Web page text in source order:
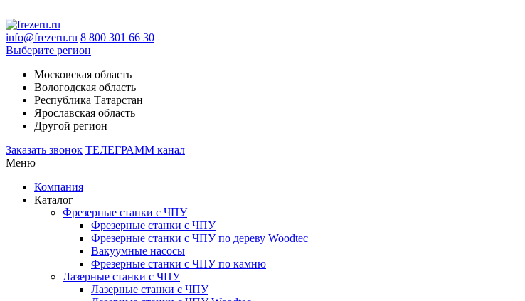
info@frezeru.ru 8 800 301 66 30
Выберите регион
Московская область
Вологодская область
Республика Татарстан
Ярославская область
Другой регион
Заказать звонок ТЕЛЕГРАММ канал
Меню
Компания
Каталог
Фрезерные станки с ЧПУ
Фрезерные станки с ЧПУ
Фрезерные станки с ЧПУ по дереву Woodtec
Вакуумные насосы
Фрезерные станки с ЧПУ по камню
Лазерные станки с ЧПУ
Лазерные станки с ЧПУ